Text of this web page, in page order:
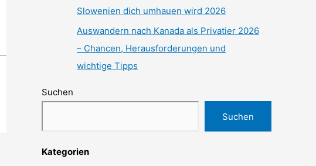
Slowenien dich umhauen wird 2026
Auswandern nach Kanada als Privatier 2026
– Chancen, Herausforderungen und
wichtige Tipps
Suchen
Suchen
Kategorien